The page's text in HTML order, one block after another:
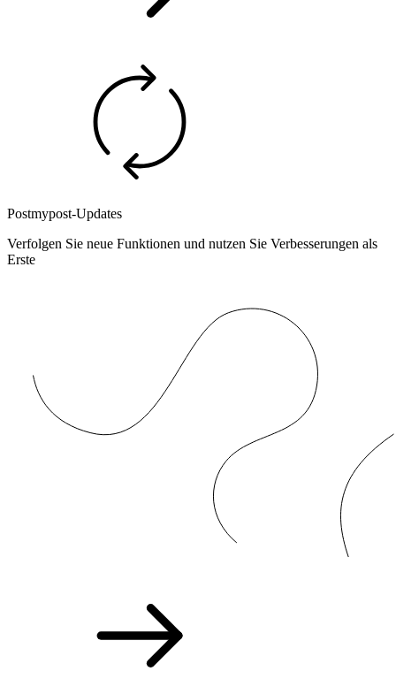
Postmypost-Updates
Verfolgen Sie neue Funktionen und nutzen Sie Verbesserungen als
Erste